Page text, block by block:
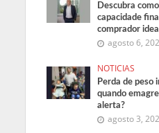
Descubra
capacidade
comprador ideal
agosto 6,
NOTICIAS
Perda de peso
quando
alerta?
agosto 3,